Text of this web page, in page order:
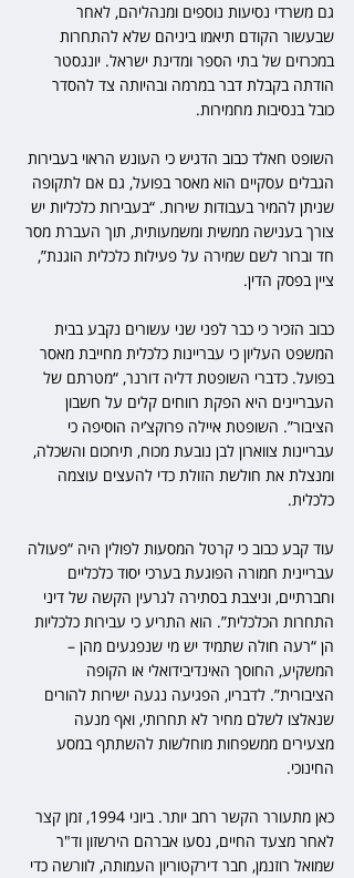
גם משרדי נסיעות נוספים ומנהליהם, לאחר
שבעשור הקודם תיאמו ביניהם שלא להתחרות
במכרזים של בתי הספר ומדינת ישראל. יונגסטר
הודתה בקבלת דבר במרמה ובהיותה צד להסדר
כובל בנסיבות מחמירות.
השופט חאלד כבוב הדגיש כי העונש הראוי בעבירות
הגבלים עסקיים הוא מאסר בפועל, גם אם לתקופה
שניתן להמיר בעבודות שירות. “בעבירות כלכליות יש
צורך בענישה ממשית ומשמעותית, תוך העברת מסר
חד וברור לשם שמירה על פעילות כלכלית הוגנת”,
ציין בפסק הדין.
כבוב הזכיר כי כבר לפני שני עשורים נקבע בבית
המשפט העליון כי עבריינות כלכלית מחייבת מאסר
בפועל. כדברי השופטת דליה דורנר, “מטרתם של
העבריינים היא הפקת רווחים קלים על חשבון
הציבור”. השופטת איילה פרוקצ’יה הוסיפה כי
עבריינות צווארון לבן נובעת מכוח, תיחכום והשכלה,
ומנצלת את חולשת הזולת כדי להעצים עוצמה
כלכלית.
עוד קבע כבוב כי קרטל המסעות לפולין היה “פעולה
עבריינית חמורה הפוגעת בערכי יסוד כלכליים
וחברתיים, וניצבת בסתירה לגרעין הקשה של דיני
התחרות הכלכלית”. הוא התריע כי עבירות כלכליות
הן “רעה חולה שתמיד יש מי שנפגעים מהן –
המשקיע, החוסך האינדיבידואלי או הקופה
הציבורית”. לדבריו, הפגיעה נגעה ישירות להורים
שנאלצו לשלם מחיר לא תחרותי, ואף מנעה
מצעירים ממשפחות מוחלשות להשתתף במסע
החינוכי.
כאן מתעורר הקשר רחב יותר. ביוני 1994, זמן קצר
לאחר מצעד החיים, נסעו אברהם הירשזון וד"ר
שמואל רוזנמן, חבר דירקטוריון העמותה, לוורשה כדי